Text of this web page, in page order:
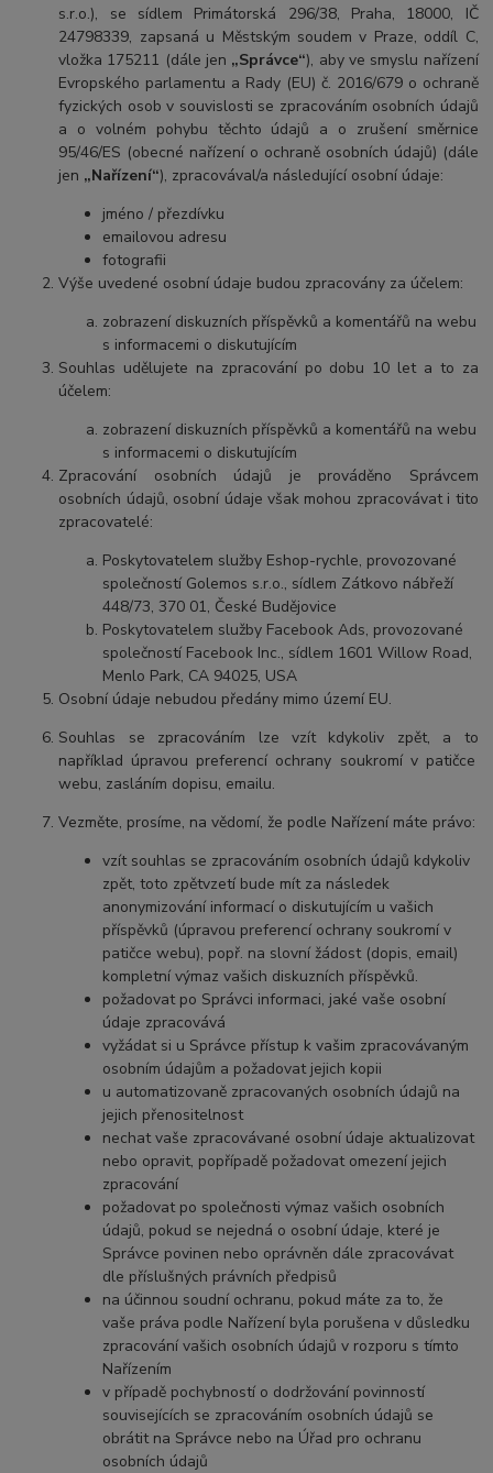
s.r.o.), se sídlem Primátorská 296/38, Praha, 18000, IČ
24798339, zapsaná u Městským soudem v Praze, oddíl C,
vložka 175211 (dále jen „Správce“), aby ve smyslu nařízení
Evropského parlamentu a Rady (EU) č. 2016/679 o ochraně
fyzických osob v souvislosti se zpracováním osobních údajů
a o volném pohybu těchto údajů a o zrušení směrnice
95/46/ES (obecné nařízení o ochraně osobních údajů) (dále
jen „Nařízení“), zpracovával/a následující osobní údaje:
jméno / přezdívku
emailovou adresu
fotografii
Výše uvedené osobní údaje budou zpracovány za účelem:
zobrazení diskuzních příspěvků a komentářů na webu
s informacemi o diskutujícím
Souhlas udělujete na zpracování po dobu 10 leta to za
účelem:
zobrazení diskuzních příspěvků a komentářů na webu
s informacemi o diskutujícím
Zpracování osobních údajů je prováděno Správcem
osobních údajů, osobní údaje však mohou zpracovávat i tito
zpracovatelé:
Poskytovatelem služby Eshop-rychle, provozované
společností Golemos s.r.o., sídlem Zátkovo nábřeží
448/73, 370 01, České Budějovice
Poskytovatelem služby Facebook Ads, provozované
společností Facebook Inc., sídlem 1601 Willow Road,
Menlo Park, CA 94025, USA
Osobní údaje nebudou předány mimo území EU.
Souhlas se zpracováním lze vzít kdykoliv zpět, a to
například úpravou preferencí ochrany soukromí v patičce
webu, zasláním dopisu, emailu.
Vezměte, prosíme, na vědomí, že podle Nařízení máte právo:
vzít souhlas se zpracováním osobních údajů kdykoliv
zpět, toto zpětvzetí bude mít za následek
anonymizování informací o diskutujícím u vašich
příspěvků (úpravou preferencí ochrany soukromí v
patičce webu), popř. na slovní žádost (dopis, email)
kompletní výmaz vašich diskuzních příspěvků.
požadovat po Správci informaci, jaké vaše osobní
údaje zpracovává
vyžádat si u Správce přístup k vašim zpracovávaným
osobním údajům a požadovat jejich kopii
u automatizovaně zpracovaných osobních údajů na
jejich přenositelnost
nechat vaše zpracovávané osobní údaje aktualizovat
nebo opravit, popřípadě požadovat omezení jejich
zpracování
požadovat po společnosti výmaz vašich osobních
údajů, pokud se nejedná o osobní údaje, které je
Správce povinen nebo oprávněn dále zpracovávat
dle příslušných právních předpisů
na účinnou soudní ochranu, pokud máte za to, že
vaše práva podle Nařízení byla porušena v důsledku
zpracování vašich osobních údajů v rozporu s tímto
Nařízením
v případě pochybností o dodržování povinností
souvisejících se zpracováním osobních údajů se
obrátit na Správce nebo na Úřad pro ochranu
osobních údajů